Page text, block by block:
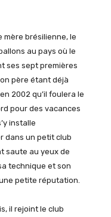
mère brésilienne, le
au pays où le
ses sept premières
père étant déjà
2002 qu’il foulera le
pour des vacances
installe
dans un petit club
saute au yeux de
technique et son
petite réputation.
il rejoint le club